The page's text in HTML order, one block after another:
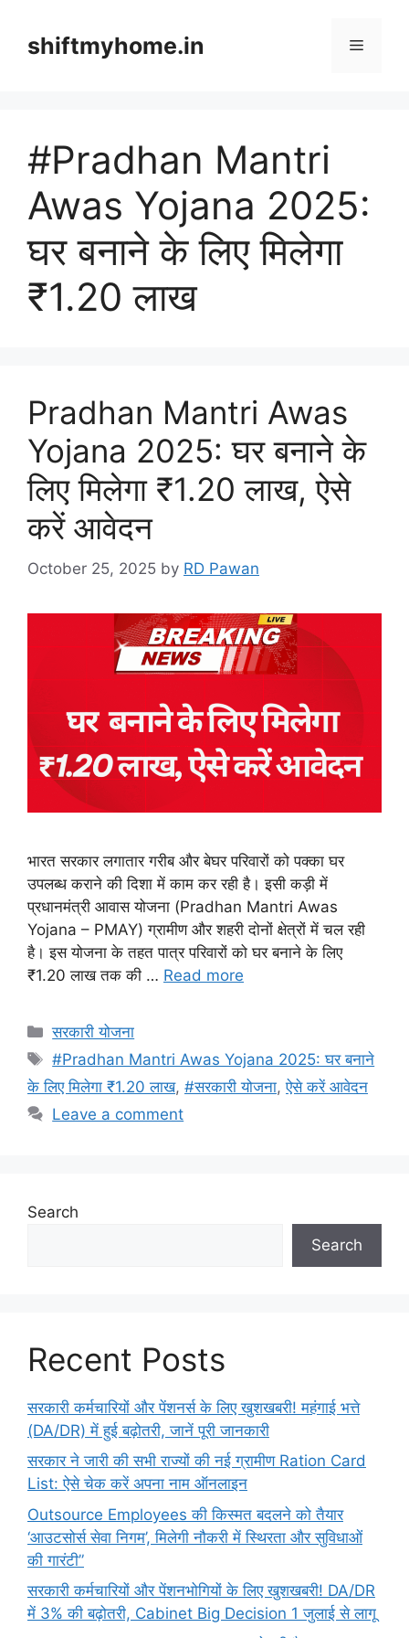
contentshiftmyhome.in Menu
#Pradhan Mantri
Awas Yojana 2025:
घर बनाने के लिए मिलेगा
₹1.20 लाख
Pradhan Mantri Awas
Yojana 2025: घर बनाने के
लिए मिलेगा ₹1.20 लाख, ऐसे
करें आवेदन
October 25, 2025 by RD Pawan
भारत सरकार लगातार गरीब और बेघर परिवारों को पक्का घर
उपलब्ध कराने की दिशा में काम कर रही है। इसी कड़ी में
प्रधानमंत्री आवास योजना (Pradhan Mantri Awas
Yojana – PMAY) ग्रामीण और शहरी दोनों क्षेत्रों में चल रही
है। इस योजना के तहत पात्र परिवारों को घर बनाने के लिए
₹1.20 लाख तक की … Read more
Categories
सरकारी योजना
Tags
#Pradhan Mantri Awas Yojana 2025: घर बनाने
के लिए मिलेगा ₹1.20 लाख, #सरकारी योजना,ऐसे करें आवेदन
Leave a comment
Search
Search
Recent Posts
सरकारी कर्मचारियों और पेंशनर्स के लिए खुशखबरी! महंगाई भत्ते
(DA/DR) में हुई बढ़ोतरी, जानें पूरी जानकारी
सरकार ने जारी की सभी राज्यों की नई ग्रामीण Ration Card
List: ऐसे चेक करें अपना नाम ऑनलाइन
Outsource Employees की किस्मत बदलने को तैयार
‘आउटसोर्स सेवा निगम’, मिलेगी नौकरी में स्थिरता और सुविधाओं
की गारंटी”
सरकारी कर्मचारियों और पेंशनभोगियों के लिए खुशखबरी! DA/DR
में 3% की बढ़ोतरी, Cabinet Big Decision 1 जुलाई से लागू